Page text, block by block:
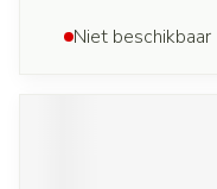
Niet beschikbaar